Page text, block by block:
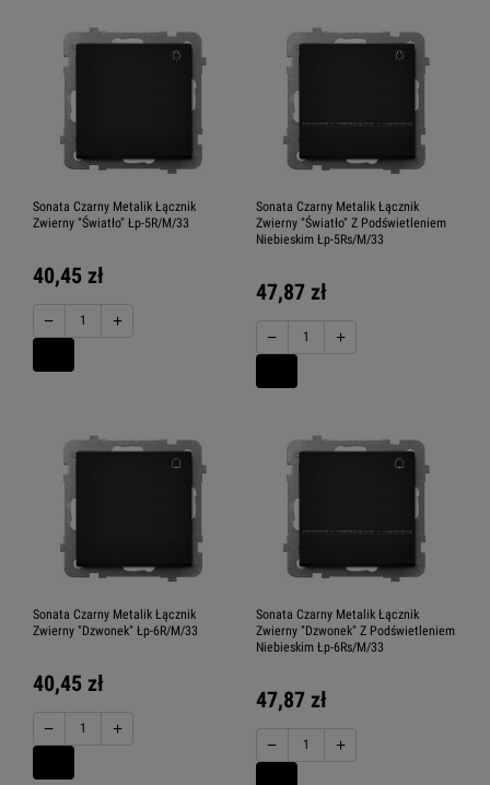
Sonata Czarny Metalik Łącznik
Zwierny "Światło" Łp-5R/M/33
40,45 zł
− +
Sonata Czarny Metalik Łącznik
Zwierny "Światło" Z Podświetleniem
Niebieskim Łp-5Rs/M/33
47,87 zł
− +
Sonata Czarny Metalik Łącznik
Zwierny "Dzwonek" Łp-6R/M/33
40,45 zł
− +
Sonata Czarny Metalik Łącznik
Zwierny "Dzwonek" Z Podświetleniem
Niebieskim Łp-6Rs/M/33
47,87 zł
− +